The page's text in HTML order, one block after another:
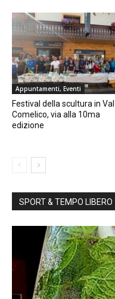
Appuntamenti, Eventi
Festival della scultura in Val
Comelico, via alla 10ma
edizione
SPORT & TEMPO LIBERO